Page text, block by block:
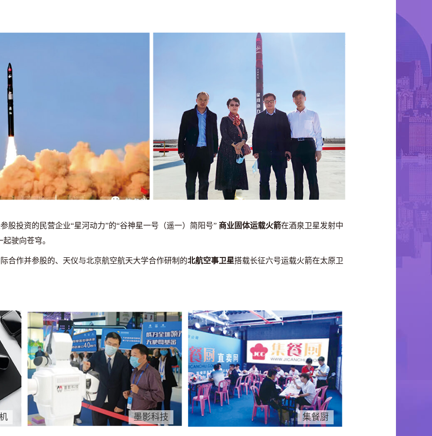
股投资的民营企业“星河动力”的“谷神星一号（遥一）简阳号” 商业固体运载火箭在酒泉卫星发射中
驶向苍穹。
合作并参股的、天仪与北京航空航天大学合作研制的北航空事卫星搭载长征六号运载火箭在太原卫
墨影科技 集餐厨